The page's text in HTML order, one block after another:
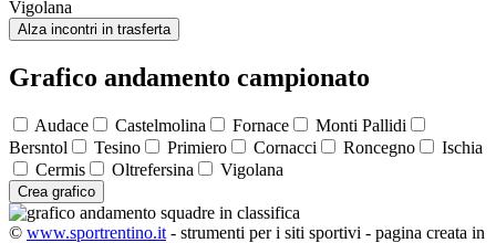
Vigolana
Alza incontri in trasferta
Grafico andamento campionato
Audace Castelmolina Fornace
Monti Pallidi
Bersntol
Tesino Primiero Cornacci Roncegno
Ischia
Cermis
Oltrefersina Vigolana
Crea grafico
© www.sportrentino.it- strumenti per i siti sportivi - pagina creata in